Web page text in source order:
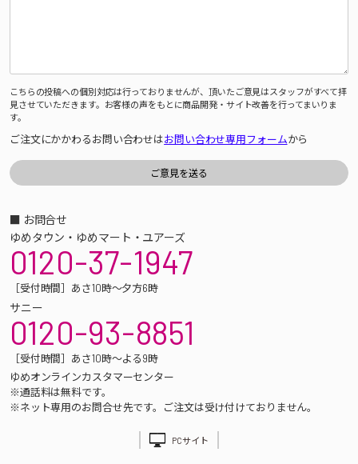
こちらの投稿への個別対応は行っておりませんが、頂いたご意見はスタッフがすべて拝
見させていただきます。お客様の声をもとに商品開発・サイト改善を行ってまいりま
す。
ご注文にかかわるお問い合わせはお問い合わせ専用フォームから
■ お問合せ
ゆめタウン・ゆめマート・ユアーズ
0120-37-1947
［受付時間］あさ10時～夕方6時
サニー
0120-93-8851
［受付時間］あさ10時～よる9時
ゆめオンラインカスタマーセンター
※通話料は無料です。
※ネット専用のお問合せ先です。ご注文は受け付けておりません。
PCサイト